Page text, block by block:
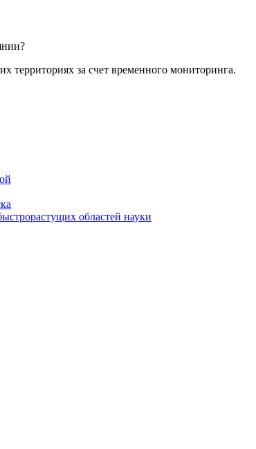
территориях за счет временного мониторинга.
областей науки